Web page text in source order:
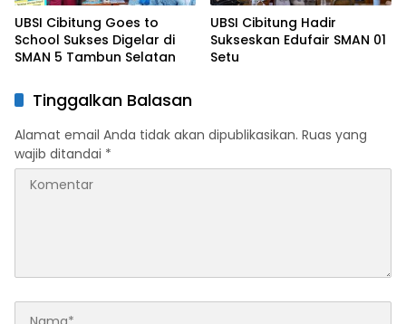
UBSI Cibitung Goes to
School Sukses Digelar di
SMAN 5 Tambun Selatan
UBSI Cibitung Hadir
Sukseskan Edufair SMAN 01
Setu
Tinggalkan Balasan
Alamat email Anda tidak akan dipublikasikan. Ruas yang
wajib ditandai *